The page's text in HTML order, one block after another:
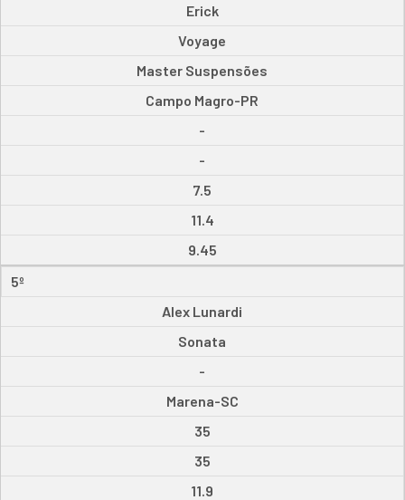
Erick
Voyage
Master Suspensões
Campo Magro-PR
-
-
7.5
11.4
9.45
5º
Alex Lunardi
Sonata
-
Marena-SC
35
35
11.9